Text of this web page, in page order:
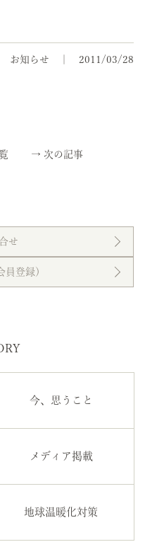
お知らせ 2011/03/28
→ 次の記事
せ
登録）
今、思うこと
メディア掲載
地球温暖化対策